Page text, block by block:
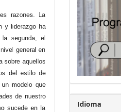
razones. La
y liderazgo ha
segunda, el
general en
sobre aquellos
del estilo de
modelo que
de nuestro
sucede en la
Idioma